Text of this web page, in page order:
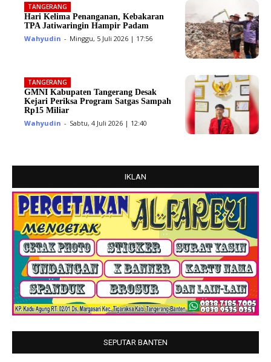
TANGERANG
Hari Kelima Penanganan, Kebakaran
TPA Jatiwaringin Hampir Padam
Wahyudin - Minggu, 5 Juli 2026 | 17:56
TANGERANG
GMNI Kabupaten Tangerang Desak
Kejari Periksa Program Satgas Sampah
Rp15 Miliar
Wahyudin - Sabtu, 4 Juli 2026 | 12:40
IKLAN
SEPUTAR BANTEN